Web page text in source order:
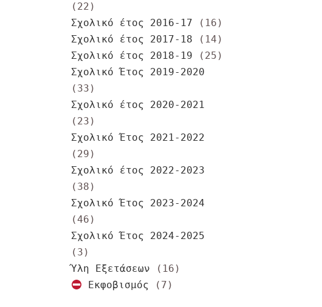
(22)
Σχολικό έτος 2016-17 (16)
Σχολικό έτος 2017-18 (14)
Σχολικό έτος 2018-19 (25)
Σχολικό Έτος 2019-2020
(33)
Σχολικό έτος 2020-2021
(23)
Σχολικό Έτος 2021-2022
(29)
Σχολικό έτος 2022-2023
(38)
Σχολικό Έτος 2023-2024
(46)
Σχολικό Έτος 2024-2025
(3)
Ύλη Εξετάσεων (16)
Εκφοβισμός (7)